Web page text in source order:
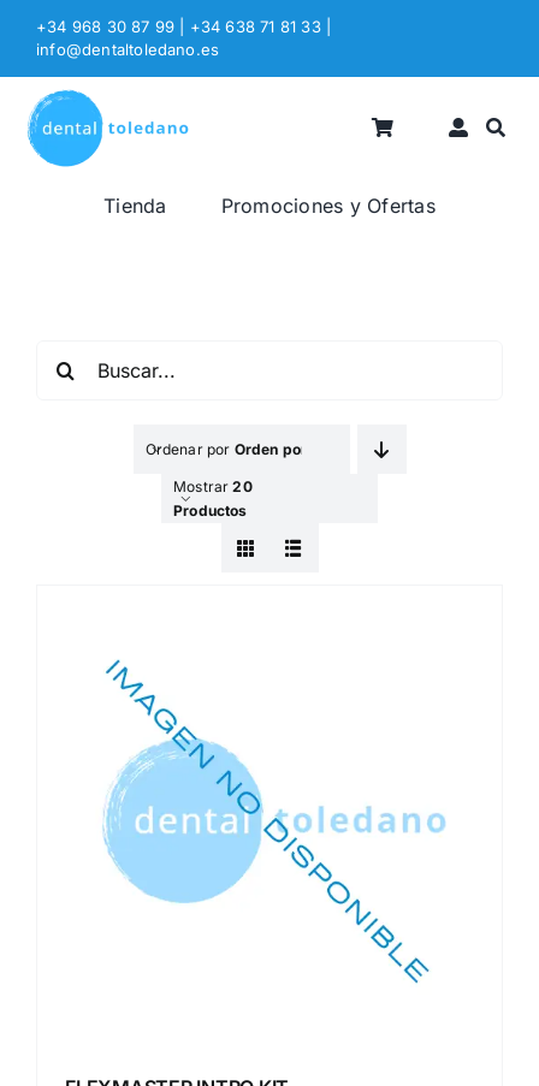
Saltar
contenido
+34 968 30 87 99 | +34 638 71 81 33
info@dentaltoledano.es
Tienda Promociones y Ofertas
Ordenar por Orden por Defecto
Mostrar20
Productos